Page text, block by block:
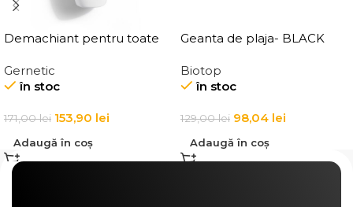
Demachiant pentru toate
Demaquillant Douceur All
Skin Types Make-Up
Gernetic
în stoc
171,00lei 153,90 lei
Adaugă în coș
Geanta de plaja- BLACK
Biotop
în stoc
129,00lei 98,04 lei
Adaugă în coș